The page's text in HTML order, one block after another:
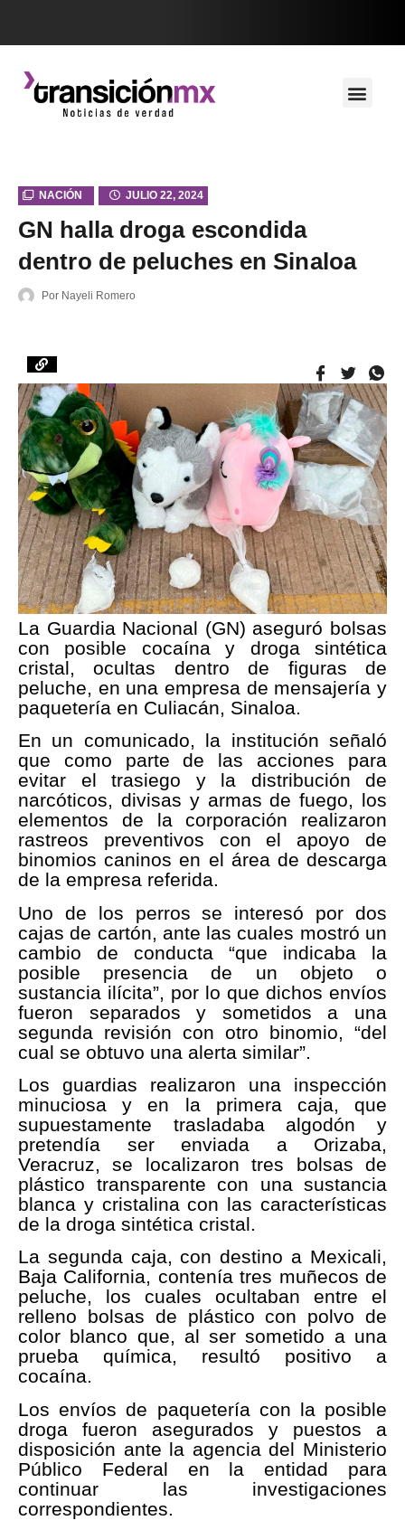
NACIÓN JULIO 22, 2024
GN halla droga escondida
dentro de peluches en Sinaloa
Por Nayeli Romero
La Guardia Nacional (GN) aseguró bolsas
con posible cocaína y droga sintética
cristal, ocultas dentro de figuras de
peluche, en una empresa de mensajería y
paquetería en Culiacán, Sinaloa.
En un comunicado, la institución señaló
que como parte de las acciones para
evitar el trasiego y la distribución de
narcóticos, divisas y armas de fuego, los
elementos de la corporación realizaron
rastreos preventivos con el apoyo de
binomios caninos en el área de descarga
de la empresa referida.
Uno de los perros se interesó por dos
cajas de cartón, ante las cuales mostró un
cambio de conducta “que indicaba la
posible presencia de un objeto o
sustancia ilícita”, por lo que dichos envíos
fueron separados y sometidos a una
segunda revisión con otro binomio, “del
cual se obtuvo una alerta similar”.
Los guardias realizaron una inspección
minuciosa y en la primera caja, que
supuestamente trasladaba algodón y
pretendía ser enviada a Orizaba,
Veracruz, se localizaron tres bolsas de
plástico transparente con una sustancia
blanca y cristalina con las características
de la droga sintética cristal.
La segunda caja, con destino a Mexicali,
Baja California, contenía tres muñecos de
peluche, los cuales ocultaban entre el
relleno bolsas de plástico con polvo de
color blanco que, al ser sometido a una
prueba química, resultó positivo a
cocaína.
Los envíos de paquetería con la posible
droga fueron asegurados y puestos a
disposición ante la agencia del Ministerio
Público Federal en la entidad para
continuar las investigaciones
correspondientes.